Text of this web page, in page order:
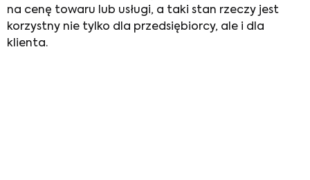
na cenę towaru lub usługi, a taki stan rzeczy jest
korzystny nie tylko dla przedsiębiorcy, ale i dla
klienta.